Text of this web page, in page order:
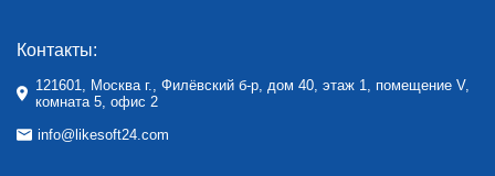
Контакты:
121601, Москва г., Филёвский б-р, дом 40, этаж 1, помещение V,
комната 5, офис 2
info@likesoft24.com